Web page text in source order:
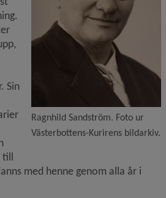
Ragnhild Sandström. Foto ur
Västerbottens-Kurirens bildarkiv.
Sin
till
med henne genom alla år i